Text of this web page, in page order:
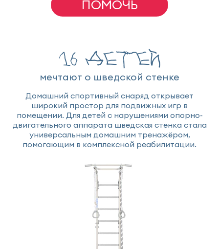
ПОМОЧЬ
16 детей
мечтают о шведской стенке
Домашний спортивный снаряд открывает
широкий простор для подвижных игр в
помещении. Для детей с нарушениями опорно-
двигательного аппарата шведская стенка стала
универсальным домашним тренажёром,
помогающим в комплексной реабилитации.